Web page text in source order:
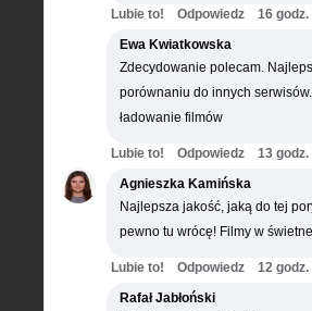
Lubie to! Odpowiedz
16 godz.
Ewa Kwiatkowska
Zdecydowanie polecam.
porównaniu do innych
ładowanie filmów
Lubie to! Odpowiedz
13 godz.
Agnieszka Kamińska
Najlepsza jakość, jaką do tej
pewno tu wrócę! Filmy w
Lubie to! Odpowiedz
12 godz.
Rafał Jabłoński